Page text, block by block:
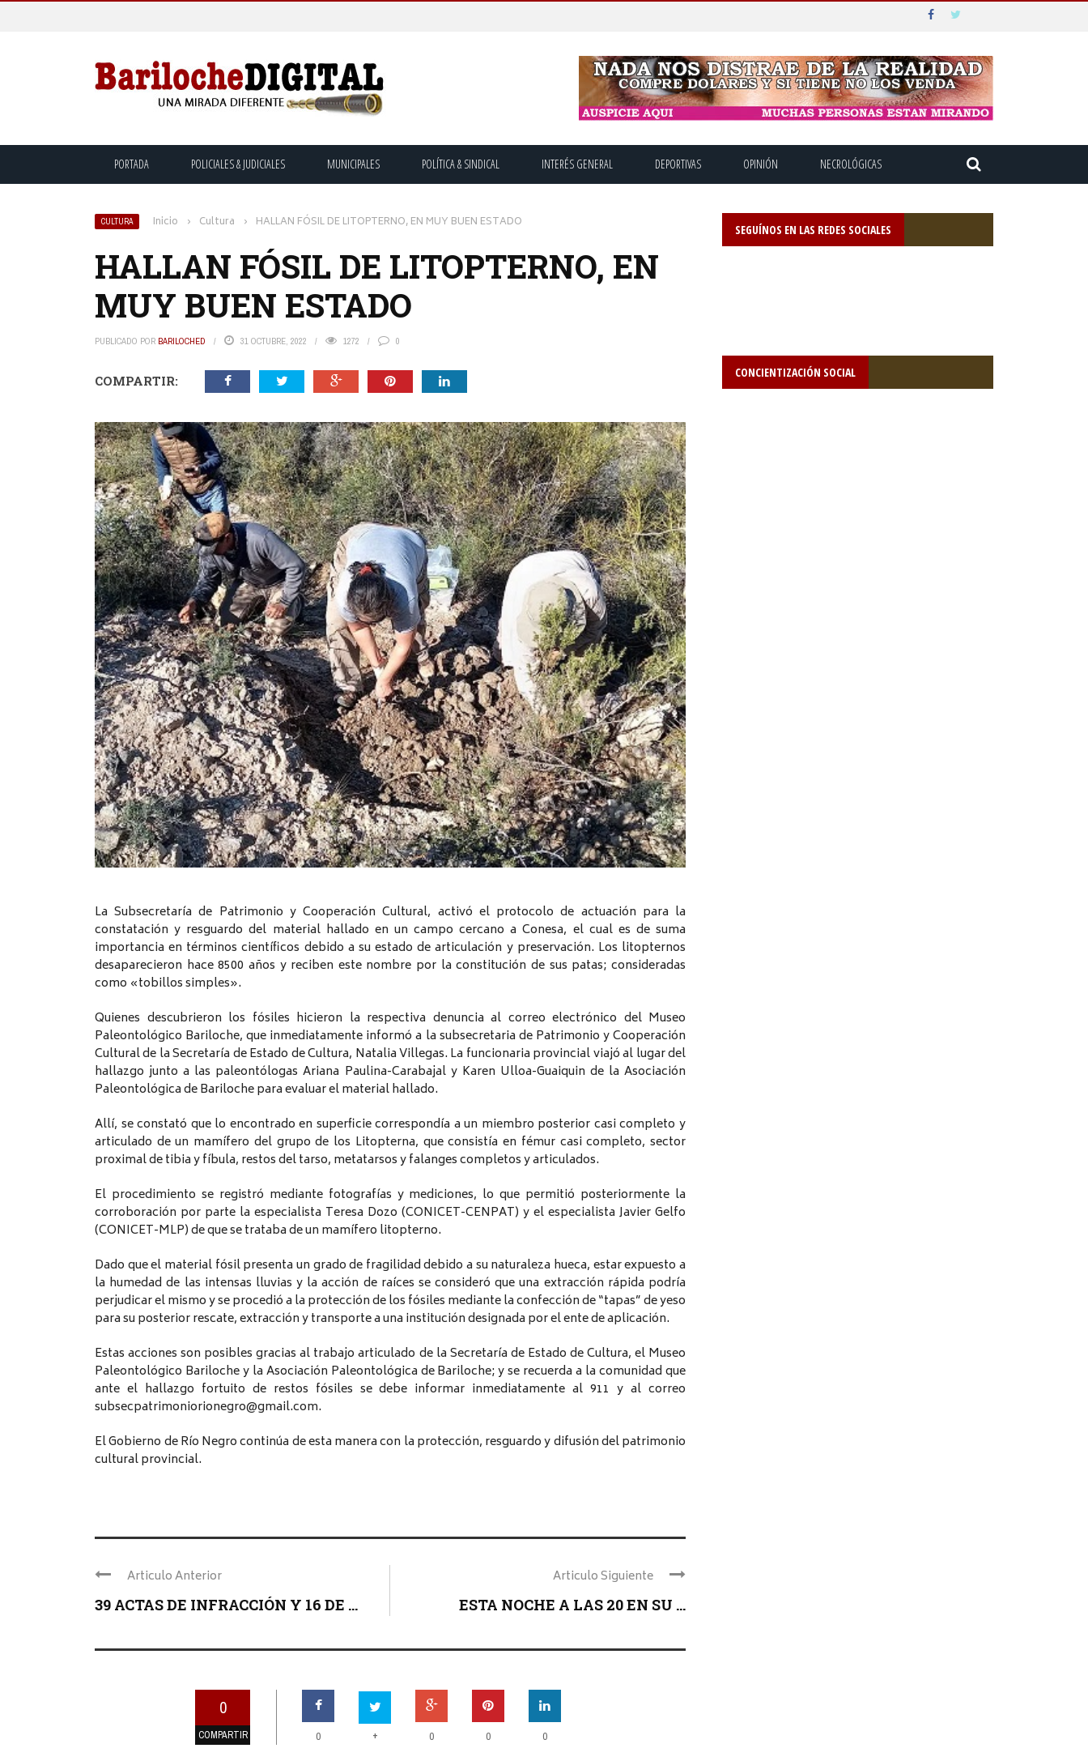
PORTADA POLICIALES & JUDICIALES MUNICIPALES POLÍTICA & SINDICAL INTERÉS GENERAL DEPORTIVAS OPINIÓN NECROLÓGICAS
CULTURA Inicio › Cultura › HALLAN FÓSIL DE LITOPTERNO, EN MUY BUEN ESTADO
HALLAN FÓSIL DE LITOPTERNO, EN
MUY BUEN ESTADO
PUBLICADO POR BARILOCHED 31 OCTUBRE, 2022 1272 0
COMPARTIR:
La Subsecretaría de Patrimonio y Cooperación Cultural, activó el protocolo de actuación para la
constatación y resguardo del material hallado en un campo cercano a Conesa, el cual es de suma
importancia en términos científicos debido a su estado de articulación y preservación. Los litopternos
desaparecieron hace 8500 años y reciben este nombre por la constitución de sus patas; consideradas
como «tobillos simples».
Quienes descubrieron los fósiles hicieron la respectiva denuncia al correo electrónico del Museo
Paleontológico Bariloche, que inmediatamente informó a la subsecretaria de Patrimonio y Cooperación
Cultural de la Secretaría de Estado de Cultura, Natalia Villegas. La funcionaria provincial viajó al lugar del
hallazgo junto a las paleontólogas Ariana Paulina-Carabajal y Karen Ulloa-Guaiquin de la Asociación
Paleontológica de Bariloche para evaluar el material hallado.
Allí, se constató que lo encontrado en superficie correspondía a un miembro posterior casi completo y
articulado de un mamífero del grupo de los Litopterna, que consistía en fémur casi completo, sector
proximal de tibia y fíbula, restos del tarso, metatarsos y falanges completos y articulados.
El procedimiento se registró mediante fotografías y mediciones, lo que permitió posteriormente la
corroboración por parte la especialista Teresa Dozo (CONICET-CENPAT) y el especialista Javier Gelfo
(CONICET-MLP) de que se trataba de un mamífero litopterno.
Dado que el material fósil presenta un grado de fragilidad debido a su naturaleza hueca, estar expuesto a
la humedad de las intensas lluvias y la acción de raíces se consideró que una extracción rápida podría
perjudicar el mismo y se procedió a la protección de los fósiles mediante la confección de “tapas” de yeso
para su posterior rescate, extracción y transporte a una institución designada por el ente de aplicación.
Estas acciones son posibles gracias al trabajo articulado de la Secretaría de Estado de Cultura, el Museo
Paleontológico Bariloche y la Asociación Paleontológica de Bariloche; y se recuerda a la comunidad que
ante el hallazgo fortuito de restos fósiles se debe informar inmediatamente al 911 y al correo
subsecpatrimoniorionegro@gmail.com.
El Gobierno de Río Negro continúa de esta manera con la protección, resguardo y difusión del patrimonio
cultural provincial.
Articulo Anterior
39 ACTAS DE INFRACCIÓN Y 16 DE ...
Articulo Siguiente
ESTA NOCHE A LAS 20 EN SU ...
0
COMPARTIR 0 + 0 0 0
SEGUÍNOS EN LAS REDES SOCIALES
CONCIENTIZACIÓN SOCIAL